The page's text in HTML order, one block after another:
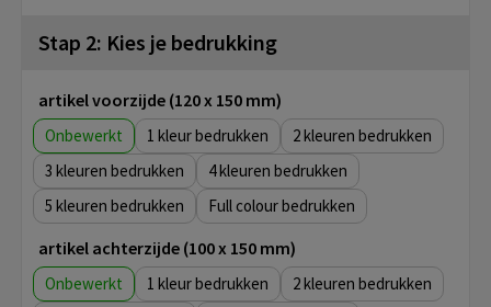
Stap 2: Kies je bedrukking
artikel voorzijde (120 x 150 mm)
Onbewerkt 1
2
3
4
5
Full colour
artikel achterzijde (100 x 150 mm)
Onbewerkt 1
2